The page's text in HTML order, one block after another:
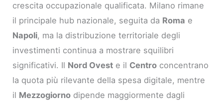
crescita occupazionale qualificata. Milano rimane
il principale hub nazionale, seguita da Roma e
Napoli, ma la distribuzione territoriale degli
investimenti continua a mostrare squilibri
significativi. Il Nord Ovest e il Centro concentrano
la quota più rilevante della spesa digitale, mentre
il Mezzogiorno dipende maggiormente dagli